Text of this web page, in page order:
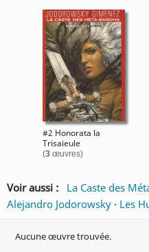
#2 Honorata la
Trisaïeule
(3œuvres)
Voir aussi : La Caste des
Alejandro Jodorowsky · Les
Aucune œuvre trouvée.